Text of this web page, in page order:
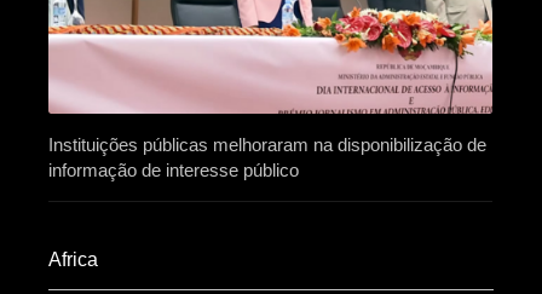
Instituições públicas melhoraram na disponibilização de
informação de interesse público
Africa​